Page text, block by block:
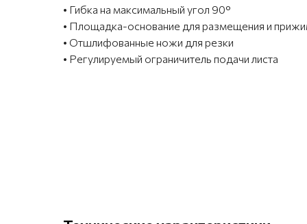
• Гибка на максимальный угол 90°
• Площадка-основание для размещения и
• Отшлифованные ножи для резки
• Регулируемый ограничитель подачи листа